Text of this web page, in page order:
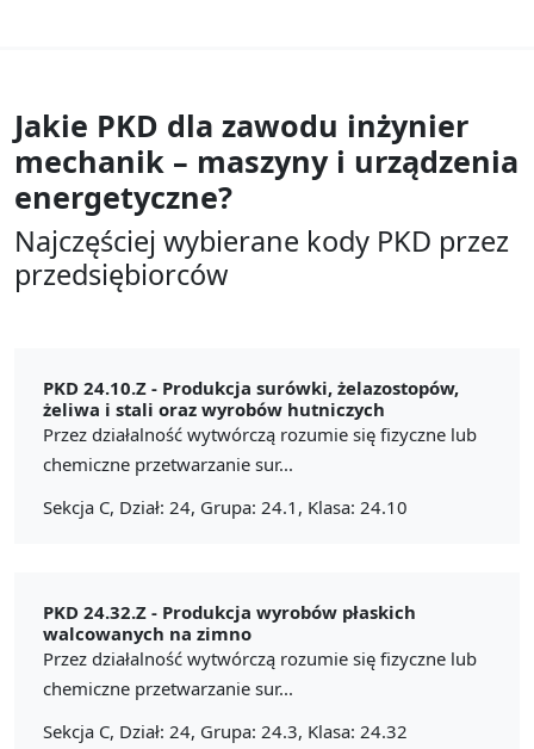
Jakie PKD dla zawodu inżynier
mechanik – maszyny i urządzenia
energetyczne?
Najczęściej wybierane kody PKD przez
przedsiębiorców
PKD 24.10.Z - Produkcja surówki, żelazostopów,
żeliwa i stali oraz wyrobów hutniczych
Przez działalność wytwórczą rozumie się fizyczne lub
chemiczne przetwarzanie sur...
Sekcja C, Dział: 24, Grupa: 24.1, Klasa: 24.10
PKD 24.32.Z - Produkcja wyrobów płaskich
walcowanych na zimno
Przez działalność wytwórczą rozumie się fizyczne lub
chemiczne przetwarzanie sur...
Sekcja C, Dział: 24, Grupa: 24.3, Klasa: 24.32